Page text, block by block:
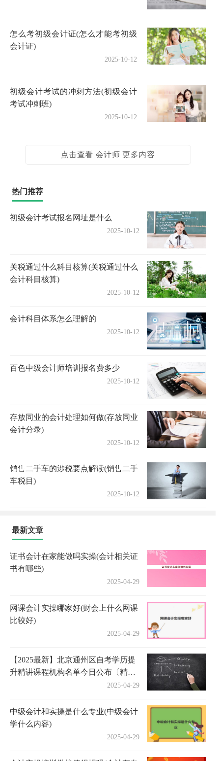
怎么考初级会计证(怎么才能考初级
会计证)
2025-10-12
初级会计考试的冲刺方法(初级会计
考试冲刺班)
2025-10-12
点击查看 会计师 更多内容
热门推荐
初级会计考试报名网址是什么
2025-10-12
关税通过什么科目核算(关税通过什么
会计科目核算)
2025-10-12
会计科目体系怎么理解的
2025-10-12
百色中级会计师培训报名费多少
2025-10-12
存放同业的会计处理如何做(存放同业
会计分录)
2025-10-12
销售二手车的涉税要点解读(销售二手
车税目)
2025-10-12
最新文章
证书会计在家能做吗实操(会计相关证
书有哪些)
2025-04-29
网课会计实操哪家好(财会上什么网课
比较好)
2025-04-29
【2025最新】北京通州区自考学历提
升精讲课程机构名单今日公布〔精选
2025-04-29
中级会计和实操是什么专业(中级会计
学什么内容)
2025-04-29